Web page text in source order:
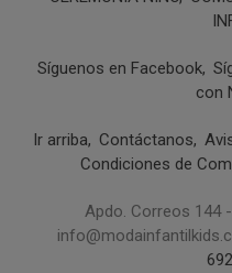
Síguenos en Facebook
con
Ir arriba Contáctanos
Condiciones de
Apdo. Correos 144